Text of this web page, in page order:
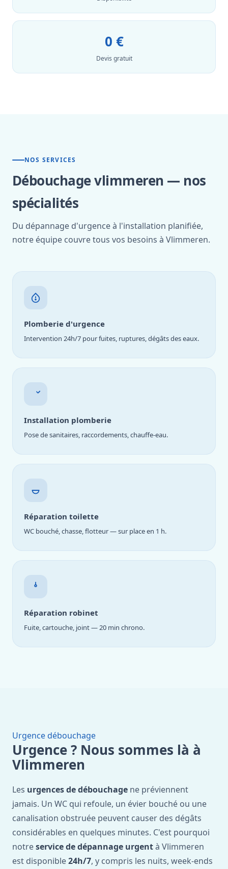
0 €
Devis gratuit
NOS SERVICES
Débouchage vlimmeren — nos
spécialités
Du dépannage d'urgence à l'installation planifiée,
notre équipe couvre tous vos besoins à Vlimmeren.
Plomberie d'urgence
Intervention 24h/7 pour fuites, ruptures, dégâts des eaux.
Installation plomberie
Pose de sanitaires, raccordements, chauffe-eau.
Réparation toilette
WC bouché, chasse, flotteur — sur place en 1 h.
Réparation robinet
Fuite, cartouche, joint — 20 min chrono.
Urgence débouchage
Urgence ? Nous sommes là à
Vlimmeren
Les urgences de débouchage ne préviennent
jamais. Un WC qui refoule, un évier bouché ou une
canalisation obstruée peuvent causer des dégâts
considérables en quelques minutes. C'est pourquoi
notreservice de dépannage urgentà Vlimmeren
est disponible24h/7, y compris les nuits, week-ends